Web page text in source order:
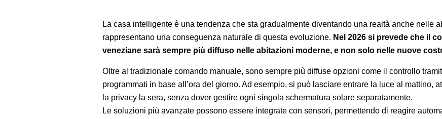
La casa intelligente è una tendenza che sta gradualmente diventando una realtà anche nelle
rappresentano una conseguenza naturale di questa evoluzione. Nel 2026 si prevede che il
veneziane sarà sempre più diffuso nelle abitazioni moderne, e non solo nelle nuove
Oltre al tradizionale comando manuale, sono sempre più diffuse opzioni come il controllo
programmati in base all’ora del giorno. Ad esempio, si può lasciare entrare la luce al mattino,
la privacy la sera, senza dover gestire ogni singola schermatura solare separatamente.
Le soluzioni più avanzate possono essere integrate con sensori, permettendo di reagire